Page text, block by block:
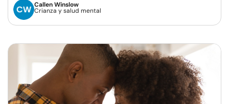
Callen Winslow
Crianza y salud mental